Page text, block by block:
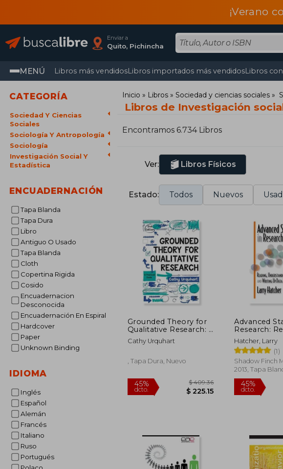
¡Verano
Enviar a
Quito, Pichincha
MENÚ Libros más vendidosLibros importados más vendidosLibros
CATEGORÍA
Sociedad Y Ciencias
Sociales
Sociología Y Antropología
Sociología
Investigación Social Y
Estadística
ENCUADERNACIÓN
Tapa Blanda
Tapa Dura
Libro
Antiguo O Usado
Tapa Blanda
Cloth
Copertina Rigida
Cosido
Encuadernacion
Desconocida
Encuadernación En Espiral
Hardcover
Paper
Unknown Binding
IDIOMA
Inglés
Español
Alemán
Francés
Italiano
Ruso
Portugués
Inicio Libros Sociedad y ciencias sociales
Libros de Investigación
Encontramos 6.734 Libros
Ver: Libros Físicos
Estado: Todos Nuevos
Grounded Theory for
Qualitative Research: A
Practical Guide
Cathy Urquhart
, Tapa Dura, Nuevo
Advanced
Research:
Writing up
Analysis
Inglés)
Hatcher, Larry
(1)
Shadow Finch
2013, Tapa